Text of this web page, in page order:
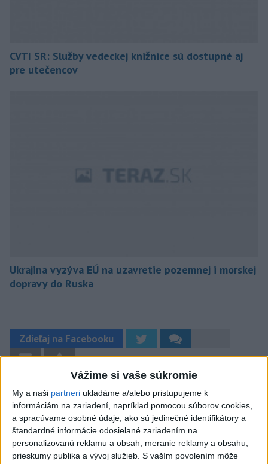
Vážime si vaše súkromie
My a naši partneri ukladáme a/alebo pristupujeme k
informáciám na zariadení, napríklad pomocou súborov cookies,
a spracúvame osobné údaje, ako sú jedinečné identifikátory a
štandardné informácie odosielané zariadením na
personalizovanú reklamu a obsah, meranie reklamy a obsahu,
prieskumy publika a vývoj služieb. S vaším povolením môže
CVTI SR: Služby vedeckej knižnice sú dostupné aj
pre utečencov
Ukrajina vyzýva EÚ na uzavretie pozemnej i morskej
dopravy do Ruska
Zdieľaj na Facebooku
Neprehliadnite